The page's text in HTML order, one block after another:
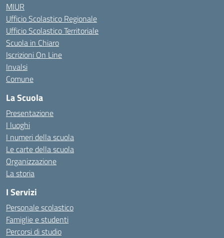
MIUR
Ufficio Scolastico Regionale
Ufficio Scolastico Territoriale
Scuola in Chiaro
Iscrizioni On Line
Invalsi
Comune
La Scuola
Presentazione
I luoghi
I numeri della scuola
Le carte della scuola
Organizzazione
La storia
I Servizi
Personale scolastico
Famiglie e studenti
Percorsi di studio